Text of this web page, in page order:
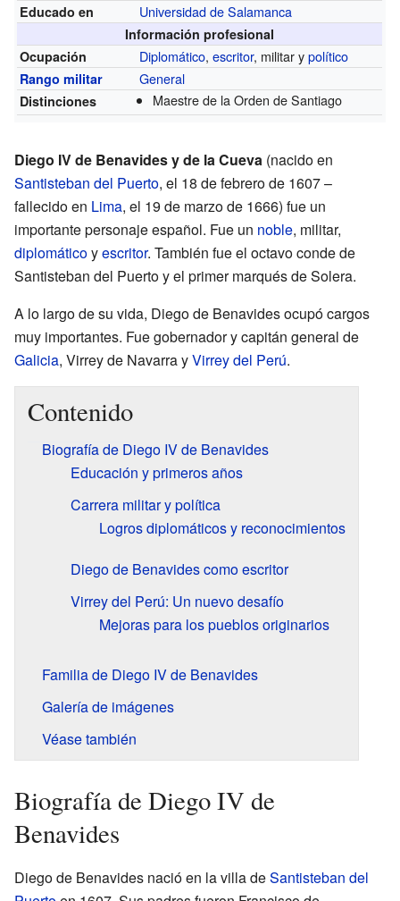
Educado en
Universidad de Salamanca
Información profesional
Ocupación
Diplomático,escritor, militar ypolítico
Rango militar General
Distinciones Maestre de la Orden de Santiago
Diego IV de Benavides y de la Cueva (nacido en
Santisteban del Puerto, el 18 de febrero de 1607 –
fallecido en Lima, el 19 de marzo de 1666) fue un
importante personaje español. Fue un noble, militar,
diplomáticoyescritor. También fue el octavo conde de
Santisteban del Puerto y el primer marqués de Solera.
A lo largo de su vida, Diego de Benavides ocupó cargos
muy importantes. Fue gobernador y capitán general de
Galicia, Virrey de Navarra yVirrey del Perú.
Contenido
Biografía de Diego IV de Benavides
Educación y primeros años
Carrera militar y política
Logros diplomáticos y reconocimientos
Diego de Benavides como escritor
Virrey del Perú: Un nuevo desafío
Mejoras para los pueblos originarios
Familia de Diego IV de Benavides
Galería de imágenes
Véase también
Biografía de Diego IV de
Benavides
Diego de Benavides nació en la villa deSantisteban del